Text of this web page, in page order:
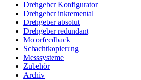
Drehgeber Konfigurator
Drehgeber inkremental
Drehgeber absolut
Drehgeber redundant
Motorfeedback
Schachtkopierung
Messsysteme
Zubehör
Archiv